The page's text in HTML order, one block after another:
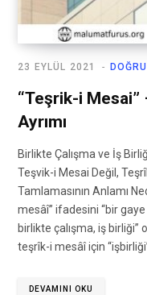
23 EYLÜL 2021
“Teşrik-i Mesai”
Ayrımı
Birlikte Çalışma ve İş
Teşvik-i Mesai Değil,
Tamlamasının Anlamı
mesâî” ifadesini “bir gaye
birlikte çalışma, iş birliği”
teşrîk-i mesâî için
DEVAMINI OKU